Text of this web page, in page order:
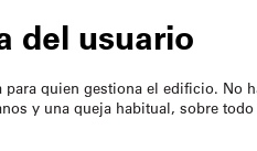
del usuario
quien gestiona el edificio. No
y una queja habitual, sobre